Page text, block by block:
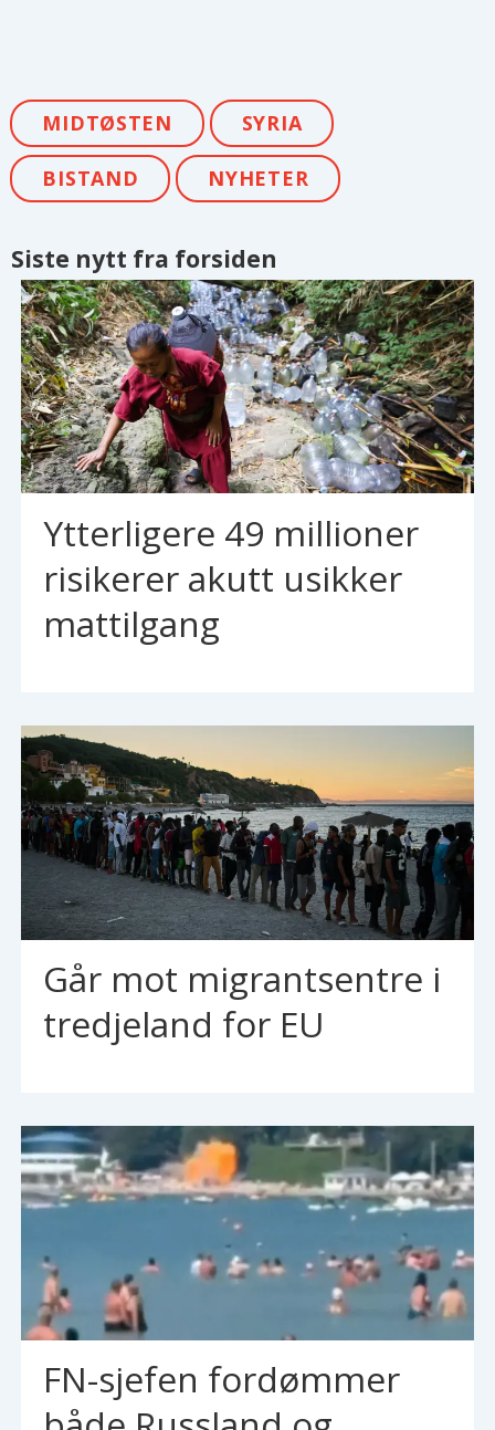
MIDTØSTEN SYRIA
BISTAND NYHETER
Siste nytt fra forsiden
Ytterligere 49 millioner
risikerer akutt usikker
mattilgang
Går mot migrantsentre i
tredjeland for EU
FN-sjefen fordømmer